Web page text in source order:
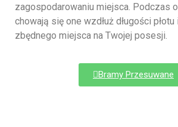
zagospodarowaniu miejsca. Podczas
chowają się one wzdłuż długości
zbędnego miejsca na Twojej posesji.
Bramy Przesuwane